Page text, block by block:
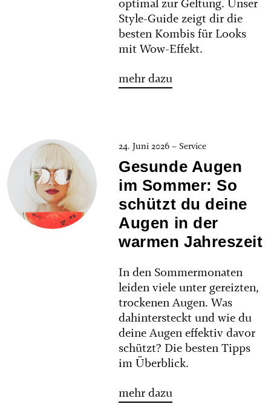
optimal zur Geltung. Unser
Style-Guide zeigt dir die
besten Kombis für Looks
mit Wow-Effekt.
mehr dazu
24. Juni 2026 – Service
Gesunde Augen
im Sommer: So
schützt du deine
Augen in der
warmen Jahreszeit
In den Sommermonaten
leiden viele unter gereizten,
trockenen Augen. Was
dahintersteckt und wie du
deine Augen effektiv davor
schützt? Die besten Tipps
im Überblick.
mehr dazu